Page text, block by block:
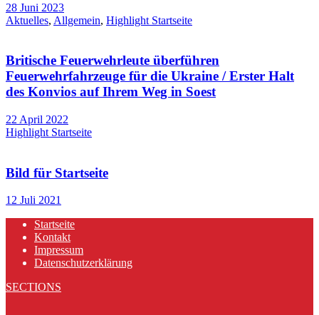
28 Juni 2023
Aktuelles, Allgemein, Highlight Startseite
Britische Feuerwehrleute überführen
Feuerwehrfahrzeuge für die Ukraine / Erster Halt
des Konvios auf Ihrem Weg in Soest
22 April 2022
Highlight Startseite
Bild für Startseite
12 Juli 2021
Startseite
Kontakt
Impressum
Datenschutzerklärung
SECTIONS